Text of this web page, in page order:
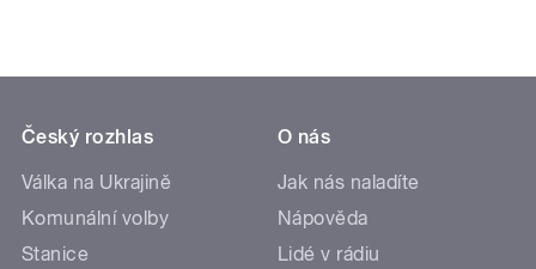
Český rozhlas
Válka na Ukrajině
Komunální volby
Stanice
O nás
Jak nás naladíte
Nápověda
Lidé v rádiu